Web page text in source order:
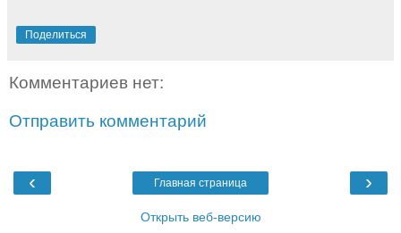
Поделиться
Комментариев нет:
Отправить комментарий
‹ ›
Главная страница
Открыть веб-версию